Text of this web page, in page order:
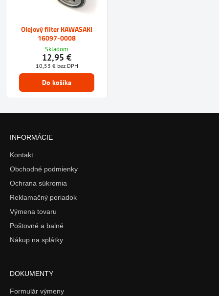
Olejový filter KAWASAKI
16097-0008
Skladom
12,95 €
10,53 € bez DPH
Do košíka
INFORMÁCIE
Kontakt
Obchodné podmienky
Ochrana súkromia
Reklamačný poriadok
Výmena tovaru
Poštovné a balné
Nákup na splátky
DOKUMENTY
Formulár výmeny